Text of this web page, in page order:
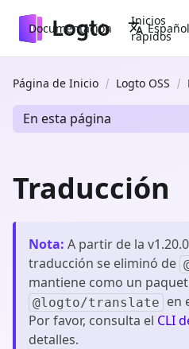
Documentación
Inicios
rápidos
Español
Página de Inicio Logto OSS
En esta página
Traducción
Nota: A partir de la
traducción se eliminó de
mantiene como un
@logto/translate en
Por favor, consulta el CLI
detalles.